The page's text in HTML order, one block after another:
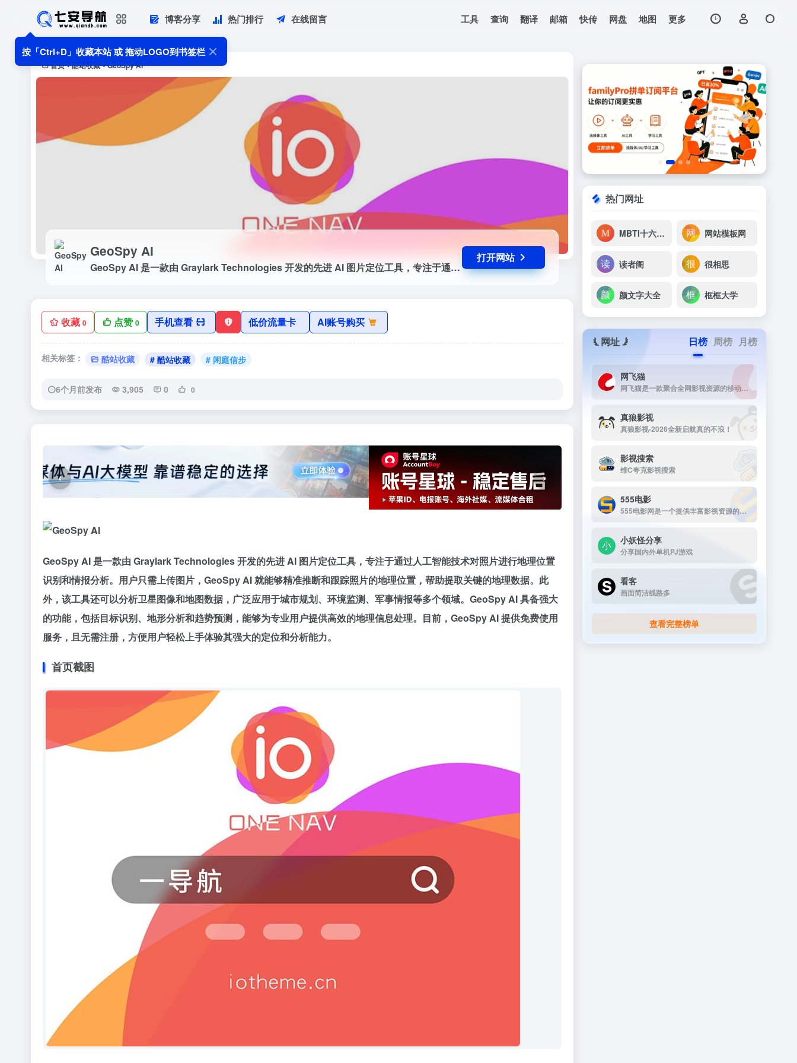
按「Ctrl+D」收藏本站 或 拖动LOGO到书签栏
博客分享 热门排行 在线留言 工具 查询 翻译 邮箱 快传 网盘 地图 更多
首页 • 酷站收藏 • GeoSpy AI
GeoSpy AI
GeoSpy AI 是一款由 Graylark Technologies 开发的先进 AI 图片定位工具，专注于通过人工智能技术对照片进行地理位置识别和情报分析。用户只需上传图片，GeoSpy AI 就能够精准推断和跟踪照片的地理位置，帮助提取关键的地理数据。此外，该工具还可以分析卫星图像和地图数据，广泛应用于城市规划、环境监测、军事情报...
打开网站
收藏 0 点赞0 手机查看 低价流量卡 AI账号购买
相关标签： 酷站收藏 # 酷站收藏 # 闲庭信步
6个月前发布 3,905 0 0
GeoSpy AI
GeoSpy AI 是一款由 Graylark Technologies 开发的先进 AI 图片定位工具，专注于通过人工智能技术对照片进行地理位置识别和情报分
析...
‹ ›
GeoSpy AI 是一款由 Graylark Technologies 开发的先进 AI 图片定位工具，专注于通过人工智能技术对照片进行地理位置
识别和情报分析。用户只需上传图片，GeoSpy AI 就能够精准推断和跟踪照片的地理位置，帮助提取关键的地理数据。此
外，该工具还可以分析卫星图像和地图数据，广泛应用于城市规划、环境监测、军事情报等多个领域。GeoSpy AI 具备强大
的功能，包括目标识别、地形分析和趋势预测，能够为专业用户提供高效的地理信息处理。目前，GeoSpy AI 提供免费使用
服务，且无需注册，方便用户轻松上手体验其强大的定位和分析能力。
首页截图
热门网址
MBTI十六型人格测试 网站模板网
读者阁 很相思
颜文字大全 框框大学
网址 日榜 周榜 月榜
网飞猫
网飞猫是一款聚合全网影视资源的移动端播放应用，主打免费、高画...
真狼影视
真狼影视-2026全新启航真的不浪！
影视搜索
维C夸克影视搜索
555电影
555电影网是一个提供丰富影视资源的在线观看平台，致力于为用户提供高清、无广告的观影体验。该网站涵盖多种类型的影视内容，包括电影、电视剧、动漫、综艺等，满足不同观众的需求。
小妖怪分享
分享国内外单机PJ游戏
看客
画面简洁线路多
查看完整榜单